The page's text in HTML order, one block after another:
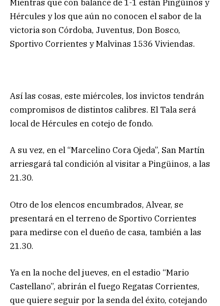
Mientras que con balance de 1-1 están Pingüinos y
Hércules y los que aún no conocen el sabor de la
victoria son Córdoba, Juventus, Don Bosco,
Sportivo Corrientes y Malvinas 1536 Viviendas.
Así las cosas, este miércoles, los invictos tendrán
compromisos de distintos calibres. El Tala será
local de Hércules en cotejo de fondo.
A su vez, en el “Marcelino Cora Ojeda”, San Martín
arriesgará tal condición al visitar a Pingüinos, a las
21.30.
Otro de los elencos encumbrados, Alvear, se
presentará en el terreno de Sportivo Corrientes
para medirse con el dueño de casa, también a las
21.30.
Ya en la noche del jueves, en el estadio “Mario
Castellano”, abrirán el fuego Regatas Corrientes,
que quiere seguir por la senda del éxito, cotejando